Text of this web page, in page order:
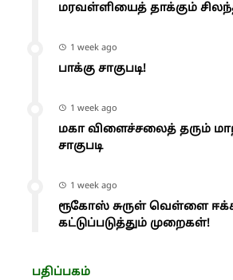
மரவள்ளியைத் தாக்கும்
1 week ago
பாக்கு சாகுபடி!
1 week ago
மகா விளைச்சலைத் தரும்
சாகுபடி
1 week ago
ரூகோஸ் சுருள் வெள்ளை
கட்டுப்படுத்தும் முறைகள்!
பதிப்பகம்